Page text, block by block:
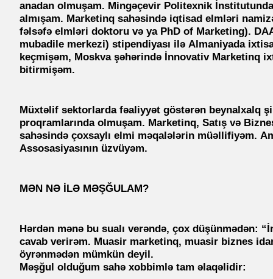
anadan olmuşam. Mingəçevir Politexnik
almışam. Marketinq sahəsində iqtisad elmləri
fəlsəfə elmləri doktoru və ya PhD of Marketing).
mubadile merkezi) stipendiyası ilə Almaniyada
keçmişəm, Moskva şəhərində İnnovativ Marketinq
bitirmişəm.
Müxtəlif sektorlarda fəaliyyət göstərən beynalxalq
proqramlarında olmuşam. Marketinq, Satış və
sahəsində çoxsaylı elmi məqalələrin müəllifiyəm.
Assosasiyasının üzvüyəm.
MƏN NƏ İLƏ MƏŞĞULAM?
Hərdən mənə bu sualı verəndə, çox düşünmədən:
cavab verirəm. Muasir marketinq, muasir biznes
öyrənmədən mümkün deyil.
Məşğul olduğum sahə xobbimlə tam əlaqəlidir: